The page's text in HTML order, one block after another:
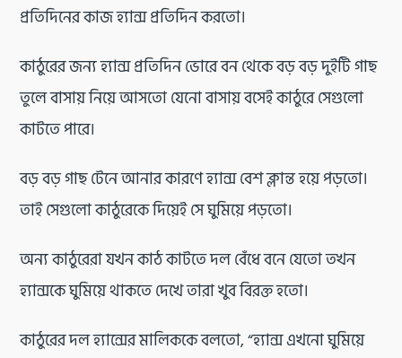
প্রতিদিনের কাজ হ্যান্স প্রতিদিন করতো।
কাঠুরের জন্য হ্যান্স প্রতিদিন ভোরে বন থেকে বড় বড় দুইটি গাছ
তুলে বাসায় নিয়ে আসতো যেনো বাসায় বসেই কাঠুরে সেগুলো
কাটতে পারে।
বড় বড় গাছ টেনে আনার কারণে হ্যান্স বেশ ক্লান্ত হয়ে পড়তো।
তাই সেগুলো কাঠুরেকে দিয়েই সে ঘুমিয়ে পড়তো।
অন্য কাঠুরেরা যখন কাঠ কাটতে দল বেঁধে বনে যেতো তখন
হ্যান্সকে ঘুমিয়ে থাকতে দেখে তারা খুব বিরক্ত হতো।
কাঠুরের দল হ্যান্সের মালিককে বলতো, “হ্যান্স এখনো ঘুমিয়ে